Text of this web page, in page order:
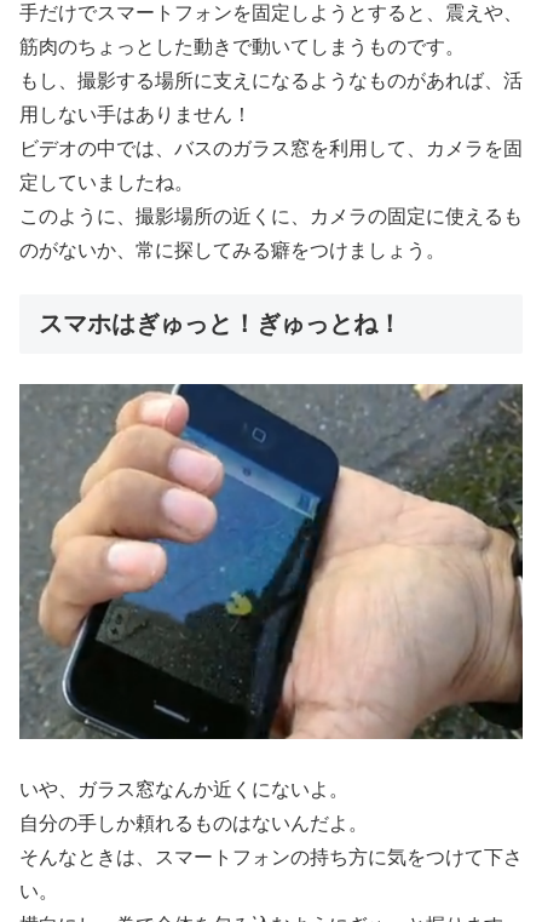
手だけでスマートフォンを固定しようとすると、震えや、
筋肉のちょっとした動きで動いてしまうものです。
もし、撮影する場所に支えになるようなものがあれば、活
用しない手はありません！
ビデオの中では、バスのガラス窓を利用して、カメラを固
定していましたね。
このように、撮影場所の近くに、カメラの固定に使えるも
のがないか、常に探してみる癖をつけましょう。
スマホはぎゅっと！ぎゅっとね！
いや、ガラス窓なんか近くにないよ。
自分の手しか頼れるものはないんだよ。
そんなときは、スマートフォンの持ち方に気をつけて下さ
い。